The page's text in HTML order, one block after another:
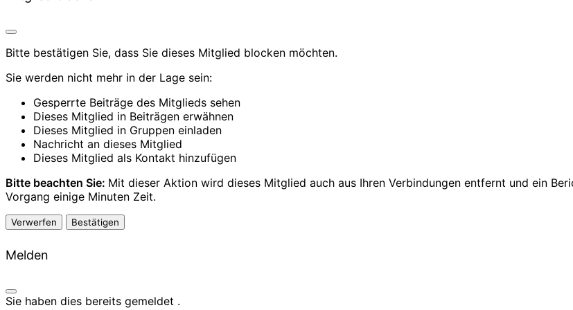
Bitte bestätigen Sie, dass Sie dieses Mitglied blocken möchten.
Sie werden nicht mehr in der Lage sein:
Gesperrte Beiträge des Mitglieds sehen
Dieses Mitglied in Beiträgen erwähnen
Dieses Mitglied in Gruppen einladen
Nachricht an dieses Mitglied
Dieses Mitglied als Kontakt hinzufügen
Bitte beachten Sie: Mit dieser Aktion wird dieses Mitglied auch aus Ihren Verbindungen entfernt und ein
Vorgang einige Minuten Zeit.
Bestätigen
Melden
Sie haben dies bereits gemeldet .